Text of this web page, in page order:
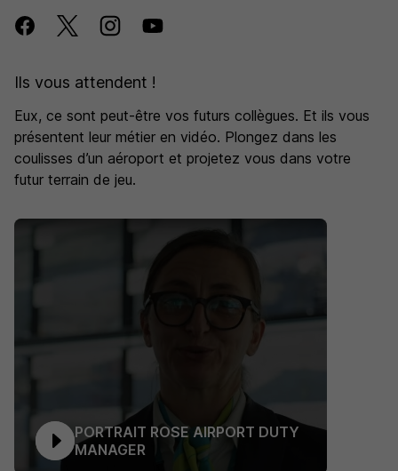
Ils vous attendent !
Eux, ce sont peut-être vos futurs collègues. Et ils vous
présentent leur métier en vidéo. Plongez dans les
coulisses d’un aéroport et projetez vous dans votre
futur terrain de jeu.
PORTRAIT ROSE AIRPORT DUTY
MANAGER